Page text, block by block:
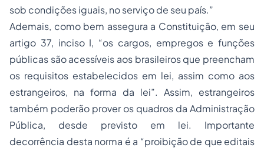
sob condições iguais, no serviço de seu país.”
Ademais, como bem assegura a Constituição, em seu
artigo 37, inciso I, “os cargos, empregos e funções
públicas são acessíveis aos brasileiros que preencham
os requisitos estabelecidos em lei, assim como aos
estrangeiros, na forma da lei”. Assim, estrangeiros
também poderão prover os quadros da Administração
Pública, desde previsto em lei. Importante
decorrência desta norma é a “proibição de que editais